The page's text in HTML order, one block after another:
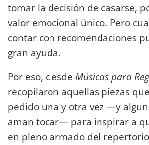
tomar la decisión de casarse,
valor emocional único. Pero
contar con recomendaciones
gran ayuda.
Por eso, desde Músicas para
recopilaron aquellas piezas
pedido una y otra vez —y
aman tocar— para inspirar a
en pleno armado del